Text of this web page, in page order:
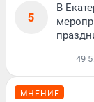
5
В
49
МНЕНИЕ